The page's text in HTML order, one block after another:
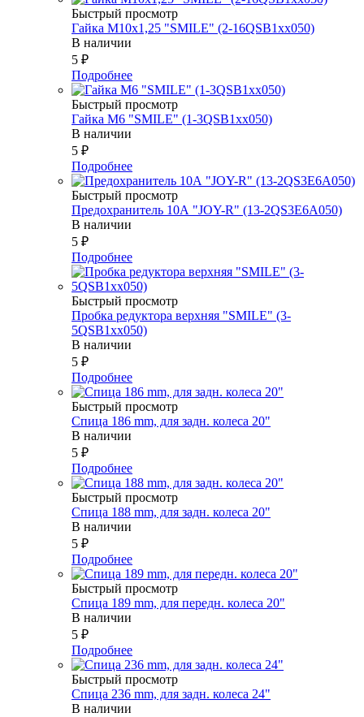
Быстрый просмотр
Гайка М10х1,25 "SMILE" (2-16QSB1xx050)
В наличии
5 ₽
Подробнее
Быстрый просмотр
Гайка М6 "SMILE" (1-3QSB1xx050)
В наличии
5 ₽
Подробнее
Быстрый просмотр
Предохранитель 10А "JOY-R" (13-2QS3E6A050)
В наличии
5 ₽
Подробнее
Быстрый просмотр
Пробка редуктора верхняя "SMILE" (3-
5QSB1xx050)
В наличии
5 ₽
Подробнее
Быстрый просмотр
Спица 186 mm, для задн. колеса 20"
В наличии
5 ₽
Подробнее
Быстрый просмотр
Спица 188 mm, для задн. колеса 20"
В наличии
5 ₽
Подробнее
Быстрый просмотр
Спица 189 mm, для передн. колеса 20"
В наличии
5 ₽
Подробнее
Быстрый просмотр
Спица 236 mm, для задн. колеса 24"
В наличии